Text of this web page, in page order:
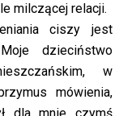
milczącej relacji.
ciszy jest
dzieciństwo
w
mówienia,